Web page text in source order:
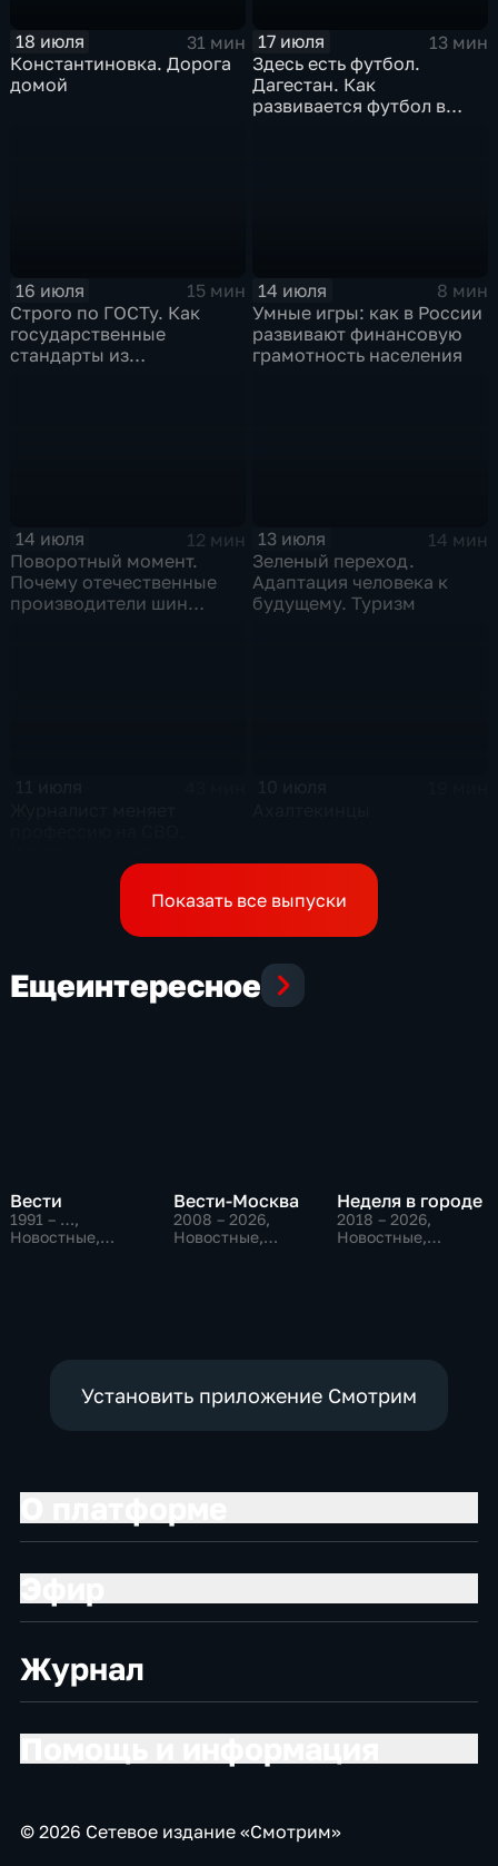
18 июля
31 мин
Константиновка. Дорога
домой
17 июля
13 мин
Здесь есть футбол.
Дагестан. Как
развивается футбол в
16 июля
15 мин
Строго по ГОСТу. Как
государственные
стандарты из
14 июля
8 мин
Умные игры: как в России
развивают финансовую
грамотность населения
14 июля
12 мин
Поворотный момент.
Почему отечественные
производители шин
13 июля
14 мин
Зеленый переход.
Адаптация человека к
будущему. Туризм
подписавшего контракт
Показать все выпуски
Ещеинтересное
Вести
1991 – …,
Новостные,
Вести-Москва
2008 – 2026,
Новостные,
Неделя в городе
2018 – 2026,
Новостные,
Установить приложение Смотрим
Журнал
© 2026 Сетевое издание «Смотрим»